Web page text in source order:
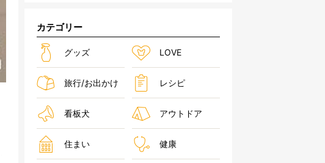
カテゴリー
グッズ LOVE
旅行/お出かけ レシピ
看板犬 アウトドア
住まい 健康